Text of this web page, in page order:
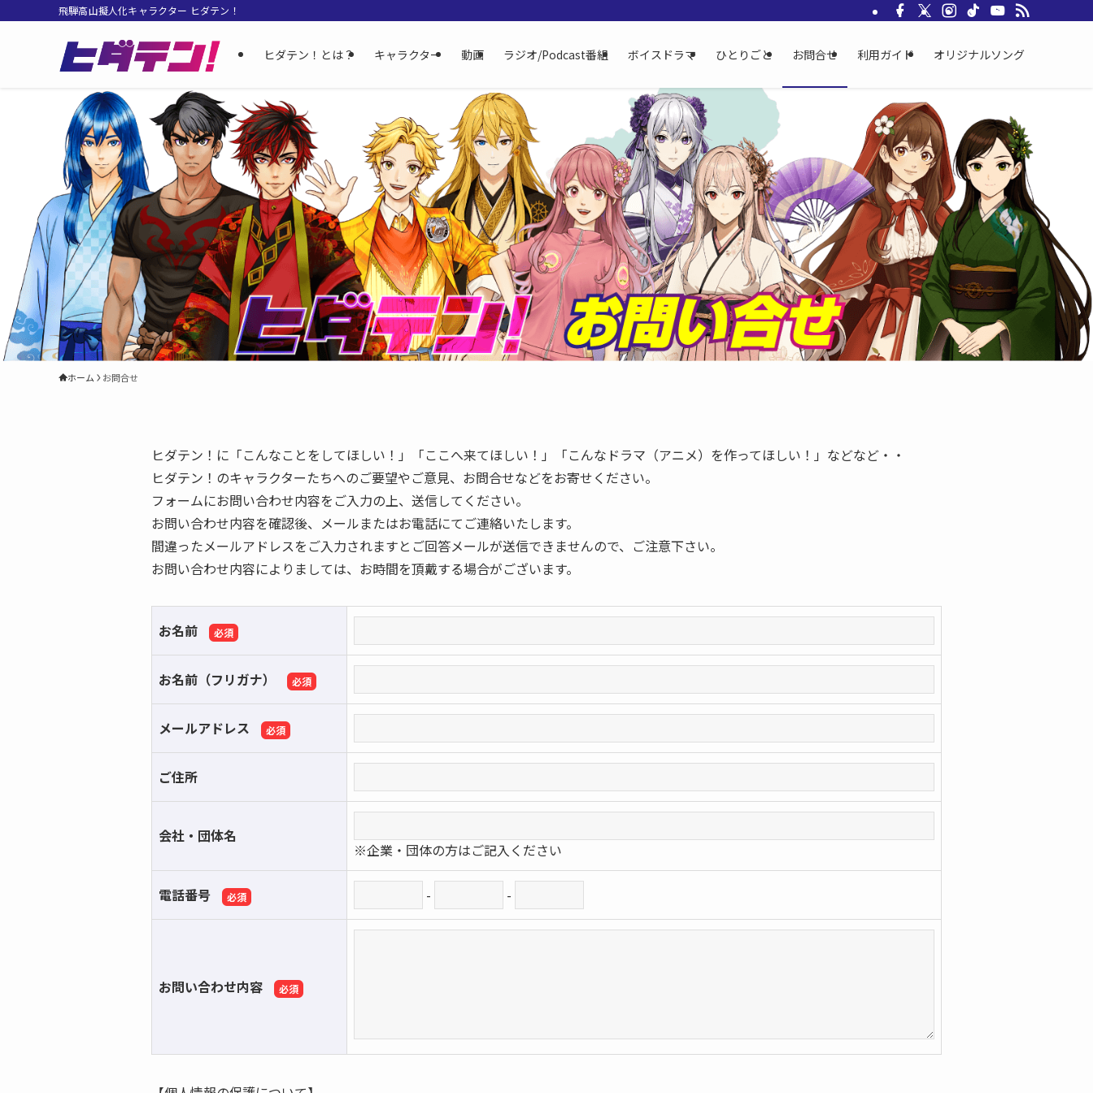
飛騨高山擬人化キャラクター ヒダテン！
ヒダテン！とは？ キャラクター 動画 ラジオ/Podcast番組 ボイスドラマ ひとりごと お問合せ 利用ガイド オリジナルソング
ホーム お問合せ
ヒダテン！に「こんなことをしてほしい！」「ここへ来てほしい！」「こんなドラマ（アニメ）を作ってほしい！」などなど・・
ヒダテン！のキャラクターたちへのご要望やご意見、お問合せなどをお寄せください。
フォームにお問い合わせ内容をご入力の上、送信してください。
お問い合わせ内容を確認後、メールまたはお電話にてご連絡いたします。
間違ったメールアドレスをご入力されますとご回答メールが送信できませんので、ご注意下さい。
お問い合わせ内容によりましては、お時間を頂戴する場合がございます。
お名前
お名前（フリガナ）
メールアドレス
ご住所
会社・団体名
※企業・団体の方はご記入ください
電話番号 - -
お問い合わせ内容